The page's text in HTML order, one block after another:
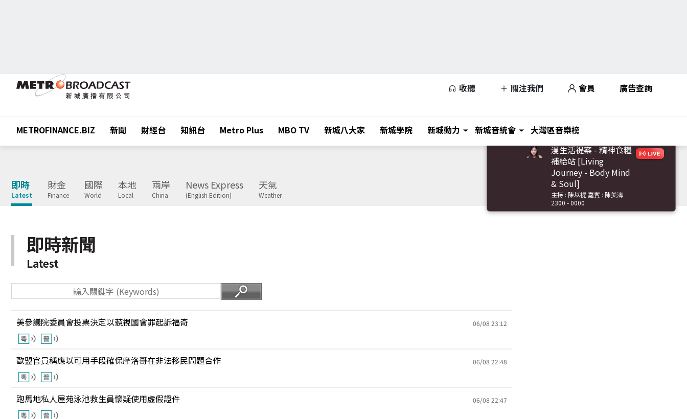
收聽 關注我們 會員 廣告查詢
METROFINANCE.BIZ 新聞 財經台 知訊台 Metro Plus MBO TV 新城八大家 新城學院 新城動力 新城音統會 大灣區音樂榜
即時
Latest
財金
Finance
國際
World
本地
Local
兩岸
China
News Express
(English Edition)
天氣
Weather
漫生活禔案 - 精神食糧
補給站 [Living
Journey - Body Mind
& Soul]
主持 : 陳以禔 嘉賓 : 陳美濤
2300 - 0000
即時新聞
Latest
美參議院委員會投票決定以藐視國會罪起訴福奇 06/08 23:12
歐盟官員稱應以可用手段確保摩洛哥在非法移民問題合作 06/08 22:48
跑馬地私人屋苑泳池救生員懷疑使用虛假證件 06/08 22:47